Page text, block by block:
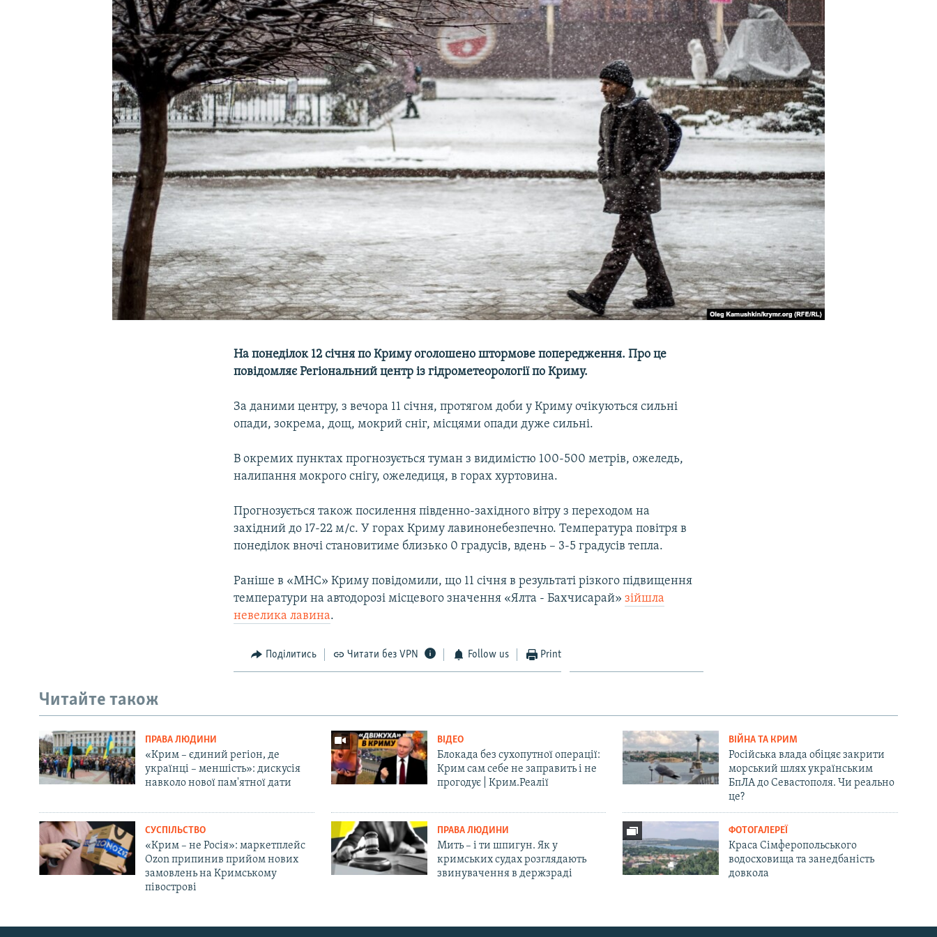
УКРАЇНСЬКА ПРОБЛЕМА КРИМУ
Русский
На понеділок 12 січня по Криму оголошено штормове попередження. Про це
повідомляє Регіональний центр із гідрометеорології по Криму.
За даними центру, з вечора 11 січня, протягом доби у Криму очікуються сильні
опади, зокрема, дощ, мокрий сніг, місцями опади дуже сильні.
В окремих пунктах прогнозується туман з видимістю 100-500 метрів, ожеледь,
налипання мокрого снігу, ожеледиця, в горах хуртовина.
Прогнозується також посилення південно-західного вітру з переходом на
західний до 17-22 м/с. У горах Криму лавинонебезпечно. Температура повітря в
понеділок вночі становитиме близько 0 градусів, вдень – 3-5 градусів тепла.
Раніше в «МНС» Криму повідомили, що 11 січня в результаті різкого підвищення
температури на автодорозі місцевого значення «Ялта - Бахчисарай»зійшла
невелика лавина.
Поділитись Читати без VPN Follow us Print
Читайте також
ПРАВА ЛЮДИНИ
«Крим – єдиний регіон, де
українці – меншість»: дискусія
навколо нової пам'ятної дати
ВІДЕО
Блокада без сухопутної операції:
Крим сам себе не заправить і не
прогодує | Крим.Реалії
ВІЙНА ТА КРИМ
Російська влада обіцяє закрити
морський шлях українським
БпЛА до Севастополя. Чи реально
це?
СУСПІЛЬСТВО
«Крим – не Росія»: маркетплейс
Ozon припинив прийом нових
замовлень на Кримському
півострові
ПРАВА ЛЮДИНИ
Мить – і ти шпигун. Як у
кримських судах розглядають
звинувачення в держзраді
ФОТОГАЛЕРЕЇ
Краса Сімферопольського
водосховища та занедбаність
довкола